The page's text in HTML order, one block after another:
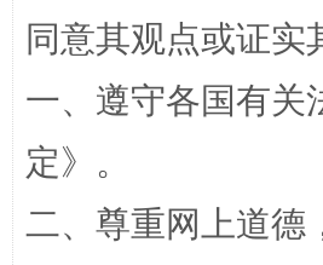
国家大学科技园优化重塑工作
同意其观点或证
一、遵守各国有关
定》。
二、尊重网上道德